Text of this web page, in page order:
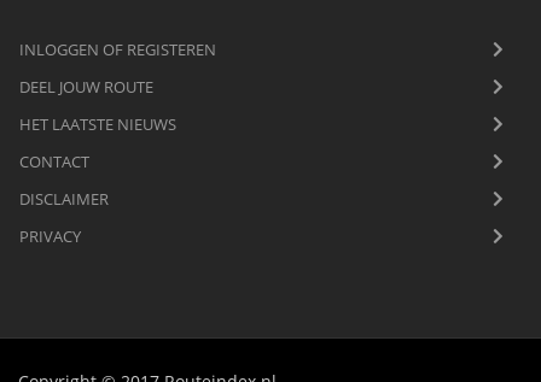
INLOGGEN OF REGISTEREN
DEEL JOUW ROUTE
HET LAATSTE NIEUWS
CONTACT
DISCLAIMER
PRIVACY